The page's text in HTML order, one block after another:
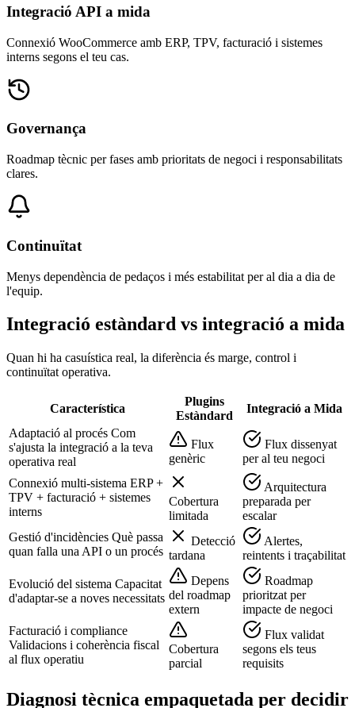
Integració API a mida
Connexió WooCommerce amb ERP, TPV, facturació i sistemes
interns segons el teu cas.
Governança
Roadmap tècnic per fases amb prioritats de negoci i responsabilitats
clares.
Continuïtat
Menys dependència de pedaços i més estabilitat per al dia a dia de
l'equip.
Integració estàndard vs integració a mida
Quan hi ha casuística real, la diferència és marge, control i
continuïtat operativa.
Característica
Plugins
Estàndard
Integració a Mida
Adaptació al procés Com
s'ajusta la integració a la teva
operativa real
Flux
genèric
Flux dissenyat
per al teu negoci
Connexió multi-sistema ERP +
TPV + facturació + sistemes
interns
Cobertura
limitada
Arquitectura
preparada per
escalar
Gestió d'incidències Què passa
quan falla una API o un procés
Detecció
tardana
Alertes,
reintents i traçabilitat
Evolució del sistema Capacitat
d'adaptar-se a noves necessitats
Depens
del roadmap
extern
Roadmap
prioritzat per
impacte de negoci
Facturació i compliance
Validacions i coherència fiscal
al flux operatiu
Cobertura
parcial
Flux validat
segons els teus
requisits
Diagnosi tècnica empaquetada per decidir